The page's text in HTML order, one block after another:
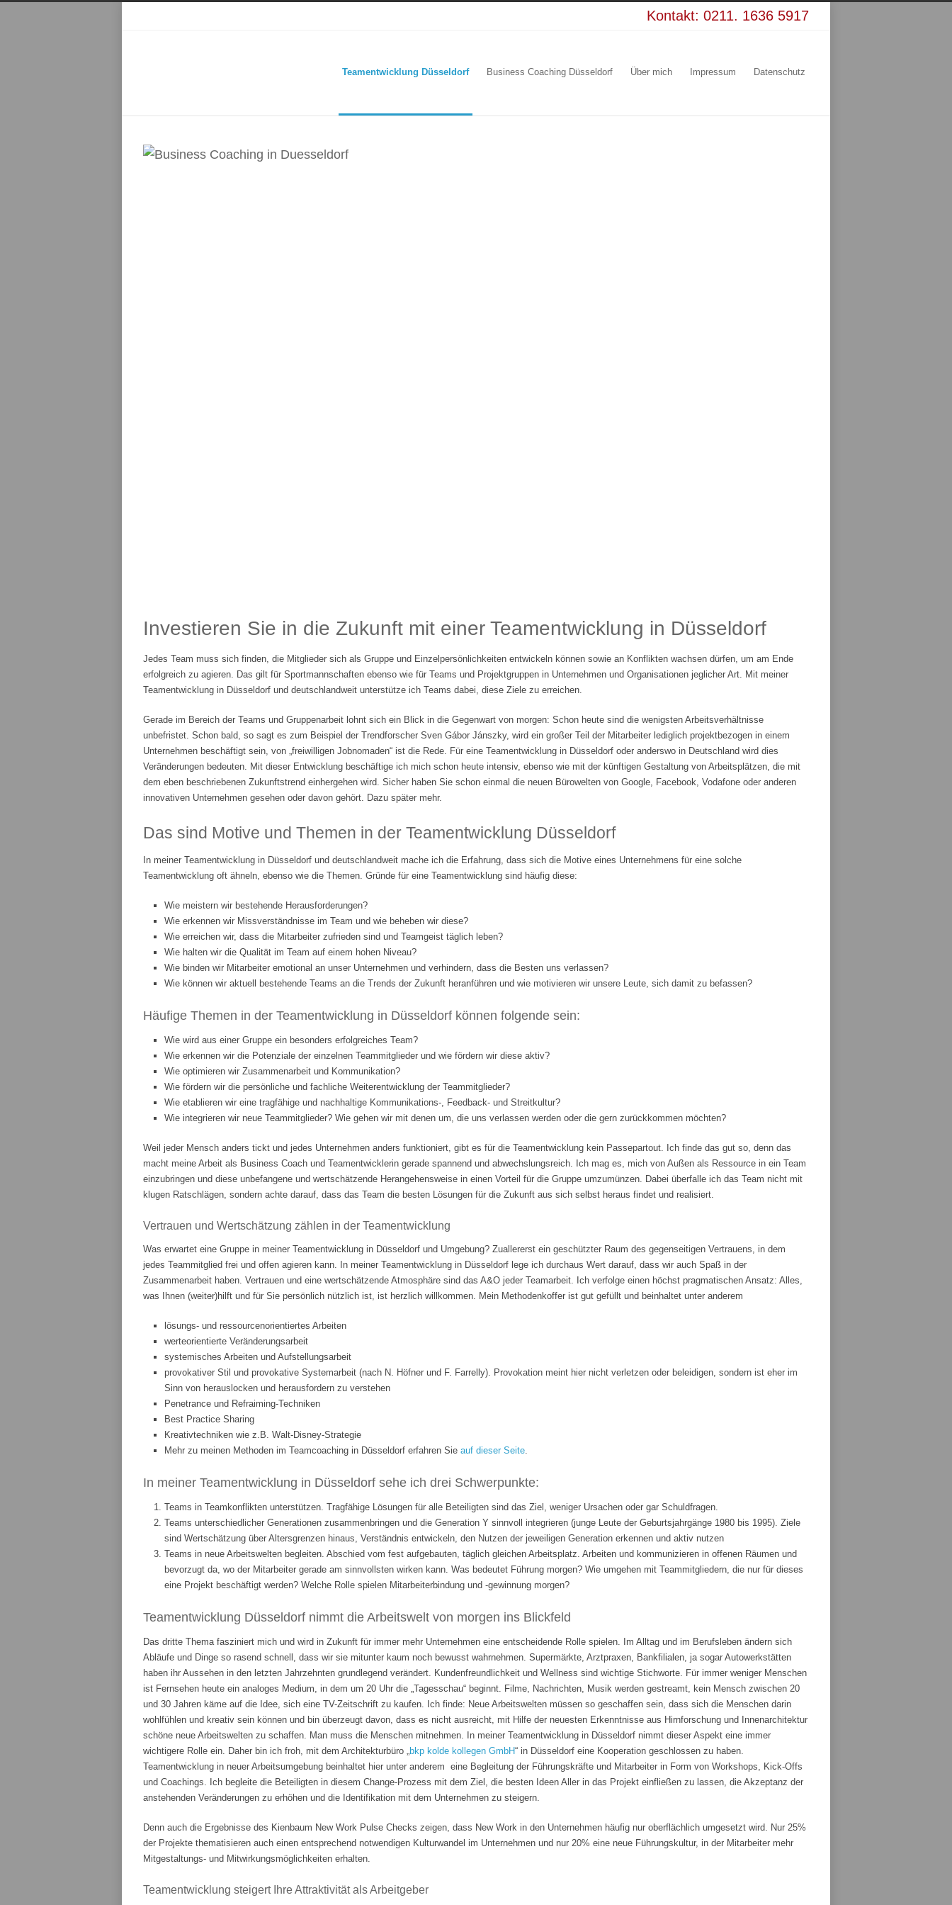
Kontakt: 0211. 1636 5917
Teamentwicklung Düsseldorf Business Coaching Düsseldorf Über mich Impressum Datenschutz
Investieren Sie in die Zukunft mit einer Teamentwicklung in Düsseldorf
Jedes Team muss sich finden, die Mitglieder sich als Gruppe und Einzelpersönlichkeiten entwickeln können sowie an Konflikten wachsen dürfen, um am Ende
erfolgreich zu agieren. Das gilt für Sportmannschaften ebenso wie für Teams und Projektgruppen in Unternehmen und Organisationen jeglicher Art. Mit meiner
Teamentwicklung in Düsseldorf und deutschlandweit unterstütze ich Teams dabei, diese Ziele zu erreichen.
Gerade im Bereich der Teams und Gruppenarbeit lohnt sich ein Blick in die Gegenwart von morgen: Schon heute sind die wenigsten Arbeitsverhältnisse
unbefristet. Schon bald, so sagt es zum Beispiel der Trendforscher Sven Gábor Jánszky, wird ein großer Teil der Mitarbeiter lediglich projektbezogen in einem
Unternehmen beschäftigt sein, von „freiwilligen Jobnomaden“ ist die Rede. Für eine Teamentwicklung in Düsseldorf oder anderswo in Deutschland wird dies
Veränderungen bedeuten. Mit dieser Entwicklung beschäftige ich mich schon heute intensiv, ebenso wie mit der künftigen Gestaltung von Arbeitsplätzen, die mit
dem eben beschriebenen Zukunftstrend einhergehen wird. Sicher haben Sie schon einmal die neuen Bürowelten von Google, Facebook, Vodafone oder anderen
innovativen Unternehmen gesehen oder davon gehört. Dazu später mehr.
Das sind Motive und Themen in der Teamentwicklung Düsseldorf
In meiner Teamentwicklung in Düsseldorf und deutschlandweit mache ich die Erfahrung, dass sich die Motive eines Unternehmens für eine solche
Teamentwicklung oft ähneln, ebenso wie die Themen. Gründe für eine Teamentwicklung sind häufig diese:
Wie meistern wir bestehende Herausforderungen?
Wie erkennen wir Missverständnisse im Team und wie beheben wir diese?
Wie erreichen wir, dass die Mitarbeiter zufrieden sind und Teamgeist täglich leben?
Wie halten wir die Qualität im Team auf einem hohen Niveau?
Wie binden wir Mitarbeiter emotional an unser Unternehmen und verhindern, dass die Besten uns verlassen?
Wie können wir aktuell bestehende Teams an die Trends der Zukunft heranführen und wie motivieren wir unsere Leute, sich damit zu befassen?
Häufige Themen in der Teamentwicklung in Düsseldorf können folgende sein:
Wie wird aus einer Gruppe ein besonders erfolgreiches Team?
Wie erkennen wir die Potenziale der einzelnen Teammitglieder und wie fördern wir diese aktiv?
Wie optimieren wir Zusammenarbeit und Kommunikation?
Wie fördern wir die persönliche und fachliche Weiterentwicklung der Teammitglieder?
Wie etablieren wir eine tragfähige und nachhaltige Kommunikations-, Feedback- und Streitkultur?
Wie integrieren wir neue Teammitglieder? Wie gehen wir mit denen um, die uns verlassen werden oder die gern zurückkommen möchten?
Weil jeder Mensch anders tickt und jedes Unternehmen anders funktioniert, gibt es für die Teamentwicklung kein Passepartout. Ich finde das gut so, denn das
macht meine Arbeit als Business Coach und Teamentwicklerin gerade spannend und abwechslungsreich. Ich mag es, mich von Außen als Ressource in ein Team
einzubringen und diese unbefangene und wertschätzende Herangehensweise in einen Vorteil für die Gruppe umzumünzen. Dabei überfalle ich das Team nicht mit
klugen Ratschlägen, sondern achte darauf, dass das Team die besten Lösungen für die Zukunft aus sich selbst heraus findet und realisiert.
Vertrauen und Wertschätzung zählen in der Teamentwicklung
Was erwartet eine Gruppe in meiner Teamentwicklung in Düsseldorf und Umgebung? Zuallererst ein geschützter Raum des gegenseitigen Vertrauens, in dem
jedes Teammitglied frei und offen agieren kann. In meiner Teamentwicklung in Düsseldorf lege ich durchaus Wert darauf, dass wir auch Spaß in der
Zusammenarbeit haben. Vertrauen und eine wertschätzende Atmosphäre sind das A&O jeder Teamarbeit. Ich verfolge einen höchst pragmatischen Ansatz: Alles,
was Ihnen (weiter)hilft und für Sie persönlich nützlich ist, ist herzlich willkommen. Mein Methodenkoffer ist gut gefüllt und beinhaltet unter anderem
lösungs- und ressourcenorientiertes Arbeiten
werteorientierte Veränderungsarbeit
systemisches Arbeiten und Aufstellungsarbeit
provokativer Stil und provokative Systemarbeit (nach N. Höfner und F. Farrelly). Provokation meint hier nicht verletzen oder beleidigen, sondern ist eher im
Sinn von herauslocken und herausfordern zu verstehen
Penetrance und Refraiming-Techniken
Best Practice Sharing
Kreativtechniken wie z.B. Walt-Disney-Strategie
Mehr zu meinen Methoden im Teamcoaching in Düsseldorf erfahren Sie auf dieser Seite.
In meiner Teamentwicklung in Düsseldorf sehe ich drei Schwerpunkte:
Teams in Teamkonflikten unterstützen. Tragfähige Lösungen für alle Beteiligten sind das Ziel, weniger Ursachen oder gar Schuldfragen.
Teams unterschiedlicher Generationen zusammenbringen und die Generation Y sinnvoll integrieren (junge Leute der Geburtsjahrgänge 1980 bis 1995). Ziele
sind Wertschätzung über Altersgrenzen hinaus, Verständnis entwickeln, den Nutzen der jeweiligen Generation erkennen und aktiv nutzen
Teams in neue Arbeitswelten begleiten. Abschied vom fest aufgebauten, täglich gleichen Arbeitsplatz. Arbeiten und kommunizieren in offenen Räumen und
bevorzugt da, wo der Mitarbeiter gerade am sinnvollsten wirken kann. Was bedeutet Führung morgen? Wie umgehen mit Teammitgliedern, die nur für dieses
eine Projekt beschäftigt werden? Welche Rolle spielen Mitarbeiterbindung und -gewinnung morgen?
Teamentwicklung Düsseldorf nimmt die Arbeitswelt von morgen ins Blickfeld
Das dritte Thema fasziniert mich und wird in Zukunft für immer mehr Unternehmen eine entscheidende Rolle spielen. Im Alltag und im Berufsleben ändern sich
Abläufe und Dinge so rasend schnell, dass wir sie mitunter kaum noch bewusst wahrnehmen. Supermärkte, Arztpraxen, Bankfilialen, ja sogar Autowerkstätten
haben ihr Aussehen in den letzten Jahrzehnten grundlegend verändert. Kundenfreundlichkeit und Wellness sind wichtige Stichworte. Für immer weniger Menschen
ist Fernsehen heute ein analoges Medium, in dem um 20 Uhr die „Tagesschau“ beginnt. Filme, Nachrichten, Musik werden gestreamt, kein Mensch zwischen 20
und 30 Jahren käme auf die Idee, sich eine TV-Zeitschrift zu kaufen. Ich finde: Neue Arbeitswelten müssen so geschaffen sein, dass sich die Menschen darin
wohlfühlen und kreativ sein können und bin überzeugt davon, dass es nicht ausreicht, mit Hilfe der neuesten Erkenntnisse aus Hirnforschung und Innenarchitektur
schöne neue Arbeitswelten zu schaffen. Man muss die Menschen mitnehmen. In meiner Teamentwicklung in Düsseldorf nimmt dieser Aspekt eine immer
wichtigere Rolle ein. Daher bin ich froh, mit dem Architekturbüro „bkp kolde kollegen GmbH“ in Düsseldorf eine Kooperation geschlossen zu haben.
Teamentwicklung in neuer Arbeitsumgebung beinhaltet hier unter anderem eine Begleitung der Führungskräfte und Mitarbeiter in Form von Workshops, Kick-Offs
und Coachings. Ich begleite die Beteiligten in diesem Change-Prozess mit dem Ziel, die besten Ideen Aller in das Projekt einfließen zu lassen, die Akzeptanz der
anstehenden Veränderungen zu erhöhen und die Identifikation mit dem Unternehmen zu steigern.
Denn auch die Ergebnisse des Kienbaum New Work Pulse Checks zeigen, dass New Work in den Unternehmen häufig nur oberflächlich umgesetzt wird. Nur 25%
der Projekte thematisieren auch einen entsprechend notwendigen Kulturwandel im Unternehmen und nur 20% eine neue Führungskultur, in der Mitarbeiter mehr
Mitgestaltungs- und Mitwirkungsmöglichkeiten erhalten.
Teamentwicklung steigert Ihre Attraktivität als Arbeitgeber